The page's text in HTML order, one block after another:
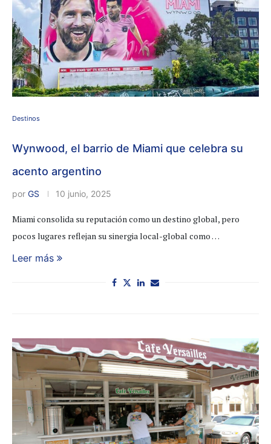
Destinos
Wynwood, el barrio de Miami que celebra su
acento argentino
por GS 10 junio, 2025
Miami consolida su reputación como un destino global, pero
pocos lugares reflejan su sinergia local-global como …
Leer más